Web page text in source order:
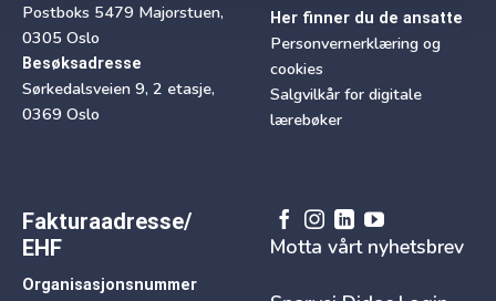
Postboks 5479 Majorstuen,
0305 Oslo
Besøksadresse
Sørkedalsveien 9, 2 etasje,
0369 Oslo
Her finner du de ansatte
Personvernerklæring og
cookies
Salgvilkår for digitale
lærebøker
Fakturaadresse/
EHF
Organisasjonsnummer
Motta vårt nyhetsbrev